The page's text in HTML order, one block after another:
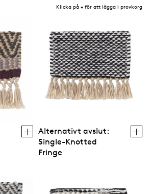
Klicka på + för att lägga i provkorg
Alternativt avslut:
Single-Knotted
Fringe